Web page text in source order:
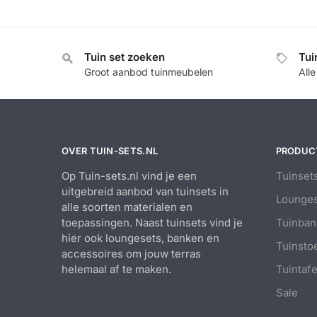
Tuin set zoeken
Groot aanbod tuinmeubelen
OVER TUIN-SETS.NL
Op Tuin-sets.nl vind je een
uitgebreid aanbod van tuinsets in
alle soorten materialen en
toepassingen. Naast tuinsets vind je
hier ook loungesets, banken en
accessoires om jouw terras
helemaal af te maken.
Sale